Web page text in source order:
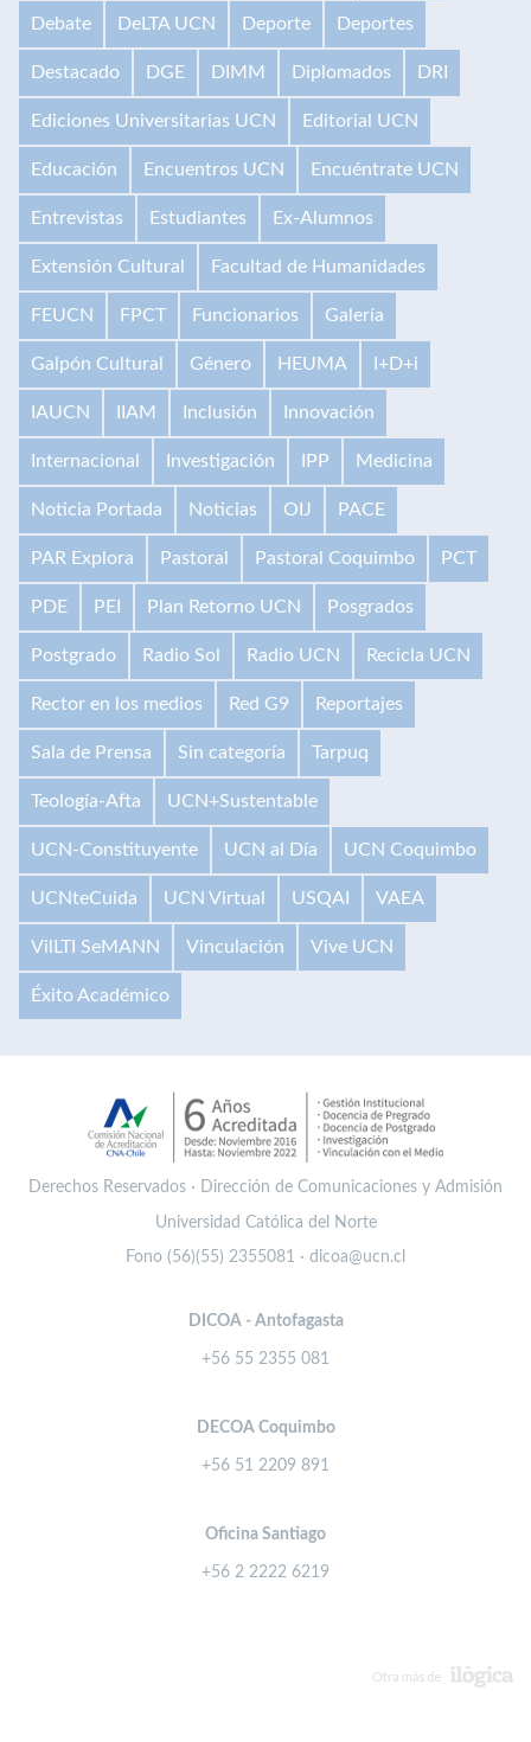
Debate DeLTA UCN Deporte Deportes
Destacado DGE DIMM Diplomados DRI
Ediciones Universitarias UCN Editorial UCN
Educación Encuentros UCN Encuéntrate UCN
Entrevistas Estudiantes Ex-Alumnos
Extensión Cultural Facultad de Humanidades
FEUCN FPCT Funcionarios Galería
Galpón Cultural Género HEUMA I+D+i
IAUCN IIAM Inclusión Innovación
Internacional Investigación IPP Medicina
Noticia Portada Noticias OIJ PACE
PAR Explora Pastoral Pastoral Coquimbo PCT
PDE PEI Plan Retorno UCN Posgrados
Postgrado Radio Sol Radio UCN Recicla UCN
Rector en los medios Red G9 Reportajes
Sala de Prensa Sin categoría Tarpuq
Teología-Afta UCN+Sustentable
UCN-Constituyente UCN al Día UCN Coquimbo
UCNteCuida UCN Virtual USQAI VAEA
VilLTI SeMANN Vinculación Vive UCN
Éxito Académico
Derechos Reservados · Dirección de Comunicaciones y Admisión
Universidad Católica del Norte
Fono (56)(55) 2355081 · dicoa@ucn.cl
DICOA - Antofagasta
+56 55 2355 081
DECOA Coquimbo
+56 51 2209 891
Oficina Santiago
+56 2 2222 6219